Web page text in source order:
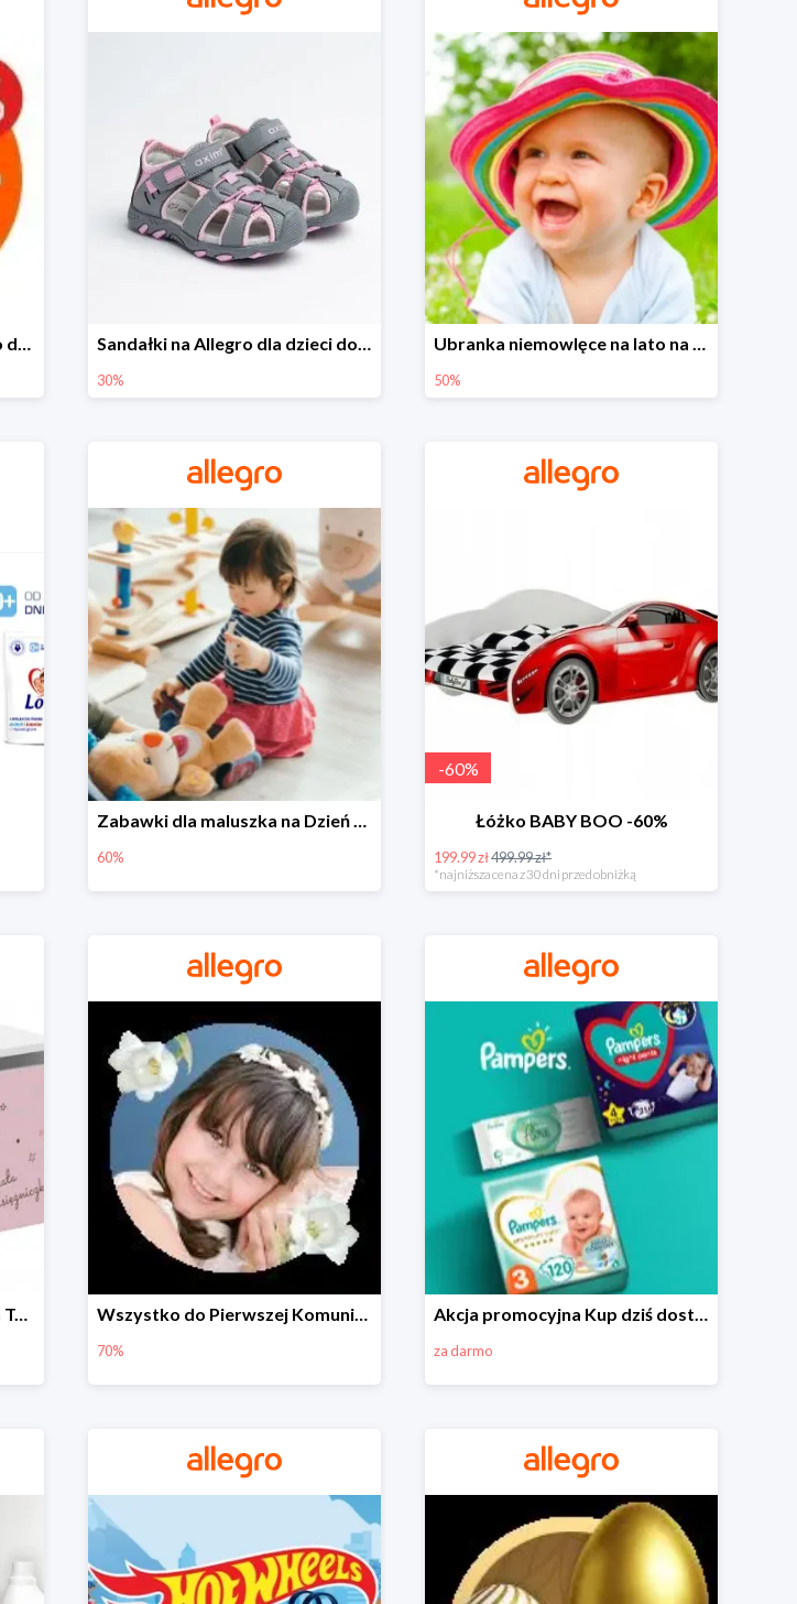
Letnie wyprzedaże na Allegro do -40% Sandałki na Allegro dla dzieci do -30%
30%
Ubranka niemowlęce na lato na Allegro do -50%
50%
Zabawki dla maluszka na Dzień Dziecka na Allegro do -60%
60%
-60%
Łóżko BABY BOO -60%
199.99 zł499.99 zł*
*najniższa cena z 30 dni przed obniżką
Skrzynia na zabawki Wooden Toys -57% Wszystko do Pierwszej Komunii na Allegro do -70%
70%
Akcja promocyjna Kup dziś dostawa jutro
za darmo